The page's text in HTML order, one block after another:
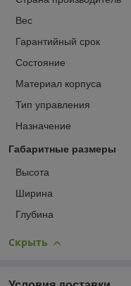
Вес
Гарантийный срок
Состояние
Материал корпуса
Тип управления
Назначение
Габаритные размеры
Высота
Ширина
Глубина
Скрыть